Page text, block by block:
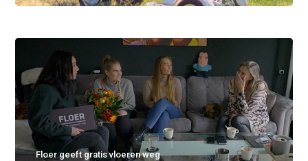
Floer geeft gratis vloeren weg